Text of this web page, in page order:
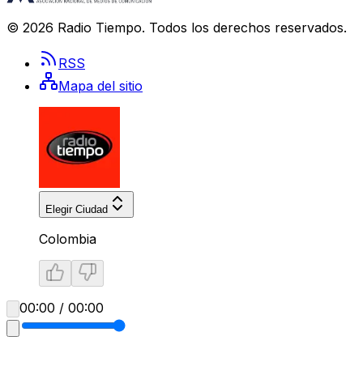
© 2026 Radio Tiempo. Todos los derechos reservados.
RSS
Mapa del sitio
Elegir Ciudad
Colombia
00:00 / 00:00